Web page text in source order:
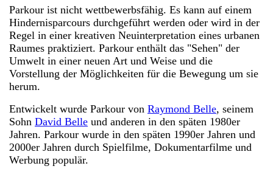
Parkour ist nicht wettbewerbsfähig. Es kann auf einem
Hindernisparcours durchgeführt werden oder wird in der
Regel in einer kreativen Neuinterpretation eines urbanen
Raumes praktiziert. Parkour enthält das "Sehen" der
Umwelt in einer neuen Art und Weise und die
Vorstellung der Möglichkeiten für die Bewegung um sie
herum.
Entwickelt wurde Parkour von Raymond Belle, seinem
Sohn David Belle und anderen in den späten 1980er
Jahren. Parkour wurde in den späten 1990er Jahren und
2000er Jahren durch Spielfilme, Dokumentarfilme und
Werbung populär.